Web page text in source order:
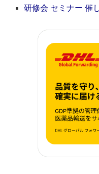
研修会 セミナー 催